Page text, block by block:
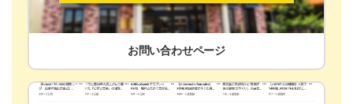
お問い合わせページ